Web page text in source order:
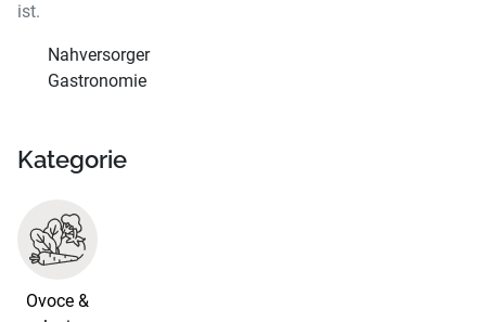
ist.
Nahversorger
Gastronomie
Kategorie
Ovoce &